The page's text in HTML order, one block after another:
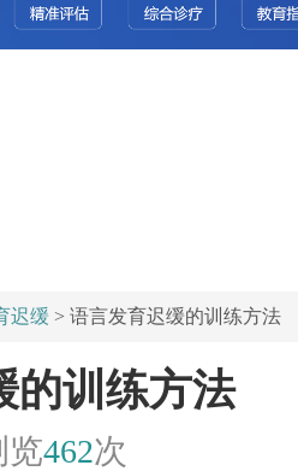
迟缓 > 语言发育迟缓的训练方法
的训练方法
览462次